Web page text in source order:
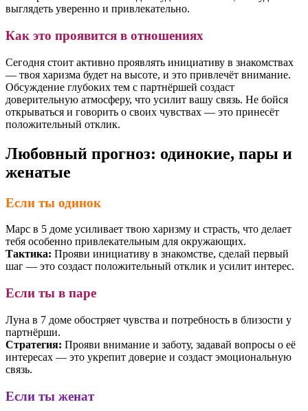
выглядеть уверенно и привлекательно.
Как это проявится в отношениях
Сегодня стоит активно проявлять инициативу в знакомствах
— твоя харизма будет на высоте, и это привлечёт внимание.
Обсуждение глубоких тем с партнёршей создаст
доверительную атмосферу, что усилит вашу связь. Не бойся
открываться и говорить о своих чувствах — это принесёт
положительный отклик.
Любовный прогноз: одинокие, пары и
женатые
Если ты одинок
Марс в 5 доме усиливает твою харизму и страсть, что делает
тебя особенно привлекательным для окружающих.
Тактика: Прояви инициативу в знакомстве, сделай первый
шаг — это создаст положительный отклик и усилит интерес.
Если ты в паре
Луна в 7 доме обостряет чувства и потребность в близости у
партнёрши.
Стратегия: Прояви внимание и заботу, задавай вопросы о её
интересах — это укрепит доверие и создаст эмоциональную
связь.
Если ты женат